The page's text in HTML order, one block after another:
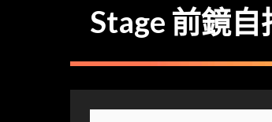
Stage 前鏡